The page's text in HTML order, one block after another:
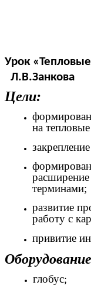
Урок
Л.В.Занкова
Цели:
на
терминами;
развитие
работу с
привитие
глобус;